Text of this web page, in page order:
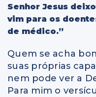
Senhor Jesus
vim para os
de médico.”
Quem se acha
suas próprias
nem pode ver a
Para mim o